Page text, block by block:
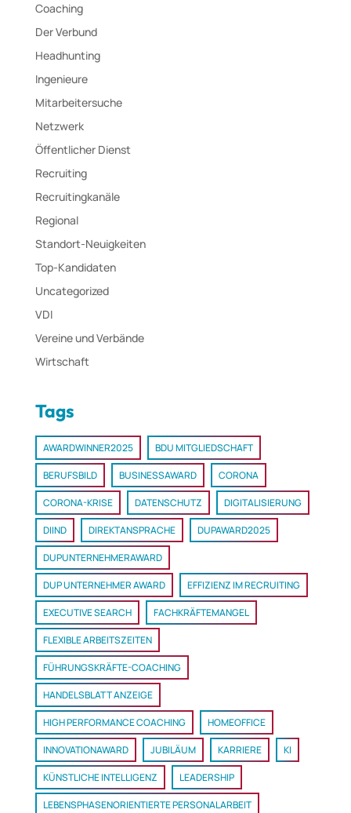
Coaching
Der Verbund
Headhunting
Ingenieure
Mitarbeitersuche
Netzwerk
Öffentlicher Dienst
Recruiting
Recruitingkanäle
Regional
Standort-Neuigkeiten
Top-Kandidaten
Uncategorized
VDI
Vereine und Verbände
Wirtschaft
Tags
AWARDWINNER2025 BDU MITGLIEDSCHAFT
BERUFSBILD BUSINESSAWARD CORONA
CORONA-KRISE DATENSCHUTZ DIGITALISIERUNG
DIIND DIREKTANSPRACHE DUPAWARD2025
DUPUNTERNEHMERAWARD
DUP UNTERNEHMER AWARD EFFIZIENZ IM RECRUITING
EXECUTIVE SEARCH FACHKRÄFTEMANGEL
FLEXIBLE ARBEITSZEITEN
FÜHRUNGSKRÄFTE-COACHING
HANDELSBLATT ANZEIGE
HIGH PERFORMANCE COACHING HOMEOFFICE
INNOVATIONAWARD JUBILÄUM KARRIERE KI
KÜNSTLICHE INTELLIGENZ LEADERSHIP
LEBENSPHASENORIENTIERTE PERSONALARBEIT